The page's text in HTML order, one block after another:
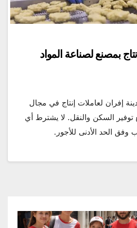
بمصنع لصناعة المواد
إفران لعاملات إنتاج في مجال
توفير السكن والنقل. لا يشترط أي
وفق الحد الأدنى للأجور.